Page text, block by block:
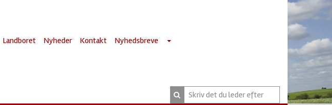
Landboret Nyheder Kontakt Nyhedsbreve